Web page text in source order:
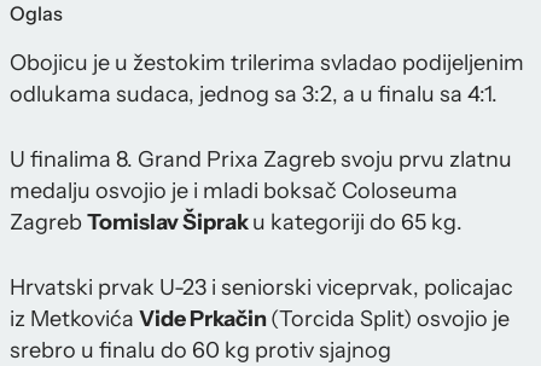
Oglas
Obojicu je u žestokim trilerima svladao podijeljenim
odlukama sudaca, jednog sa 3:2, a u finalu sa 4:1.
U finalima 8. Grand Prixa Zagreb svoju prvu zlatnu
medalju osvojio je i mladi boksač Coloseuma
ZagrebTomislav Šipraku kategoriji do 65 kg.
Hrvatski prvak U-23 i seniorski viceprvak, policajac
iz Metkovića Vide Prkačin(Torcida Split) osvojio je
srebro u finalu do 60 kg protiv sjajnog